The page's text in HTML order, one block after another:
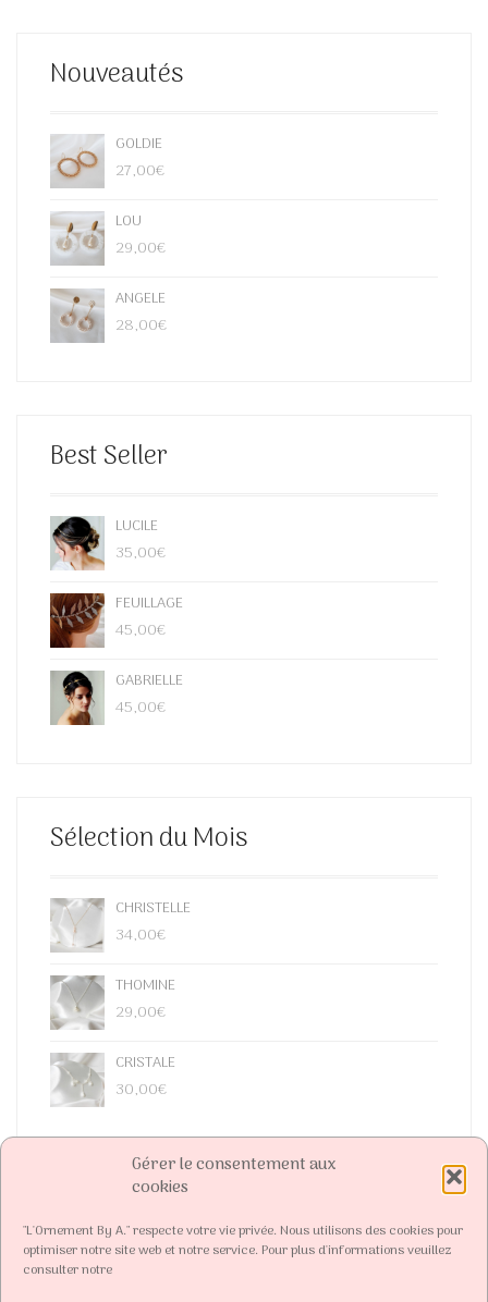
Gérer le consentement aux
cookies
"L'Ornement By A." respecte votre vie privée. Nous utilisons des cookies pour
optimiser notre site web et notre service. Pour plus d'informations veuillez
consulter notre
Nouveautés
GOLDIE
27,00€
LOU
29,00€
ANGELE
28,00€
Best Seller
LUCILE
35,00€
FEUILLAGE
45,00€
GABRIELLE
45,00€
Sélection du Mois
CHRISTELLE
34,00€
THOMINE
29,00€
CRISTALE
30,00€